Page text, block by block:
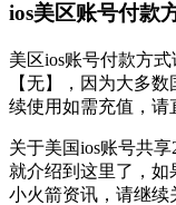
ios美区账号付款
美区ios账号付款方
【无】，因为大多
续使用如需充值，请
关于美国ios账号共
就介绍到这里了，如
小火箭资讯，请继续